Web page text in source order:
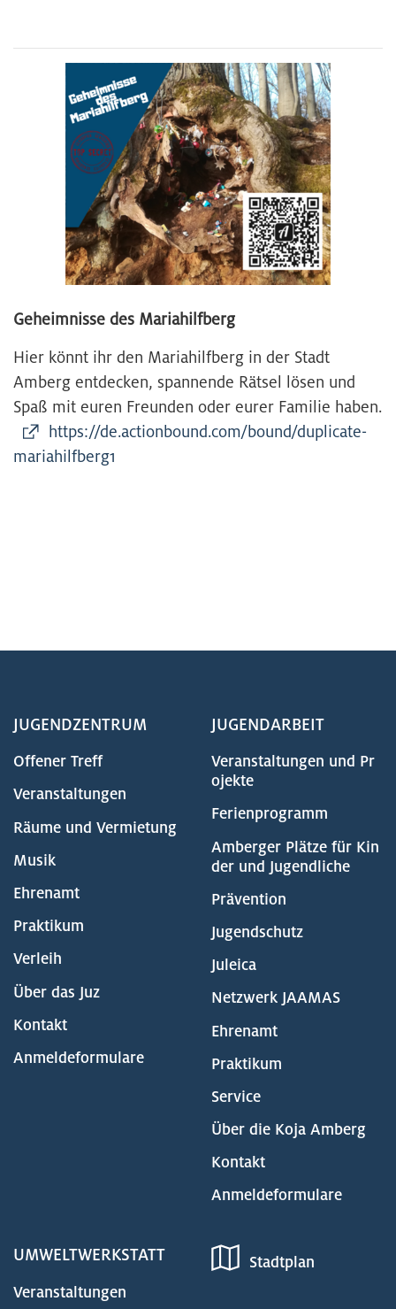
Geheimnisse des Mariahilfberg
Hier könnt ihr den Mariahilfberg in der Stadt
Amberg entdecken, spannende Rätsel lösen und
Spaß mit euren Freunden oder eurer Familie haben.
https://de.actionbound.com/bound/duplicate-
mariahilfberg1
JUGENDZENTRUM
Offener Treff
Veranstaltungen
Räume und Vermietung
Musik
Ehrenamt
Praktikum
Verleih
Über das Juz
Kontakt
Anmeldeformulare
JUGENDARBEIT
Veranstaltungen und Pr
ojekte
Ferienprogramm
Amberger Plätze für Kin
der und Jugendliche
Prävention
Jugendschutz
Juleica
Netzwerk JAAMAS
Ehrenamt
Praktikum
Service
Über die Koja Amberg
Kontakt
Anmeldeformulare
UMWELTWERKSTATT
Veranstaltungen
Stadtplan